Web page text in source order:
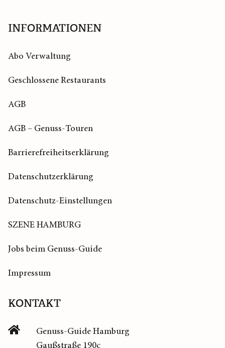
INFORMATIONEN
Abo Verwaltung
Geschlossene Restaurants
AGB
AGB – Genuss-Touren
Barrierefreiheitserklärung
Datenschutzerklärung
Datenschutz-Einstellungen
SZENE HAMBURG
Jobs beim Genuss-Guide
Impressum
KONTAKT
Genuss-Guide Hamburg
Gaußstraße 190c